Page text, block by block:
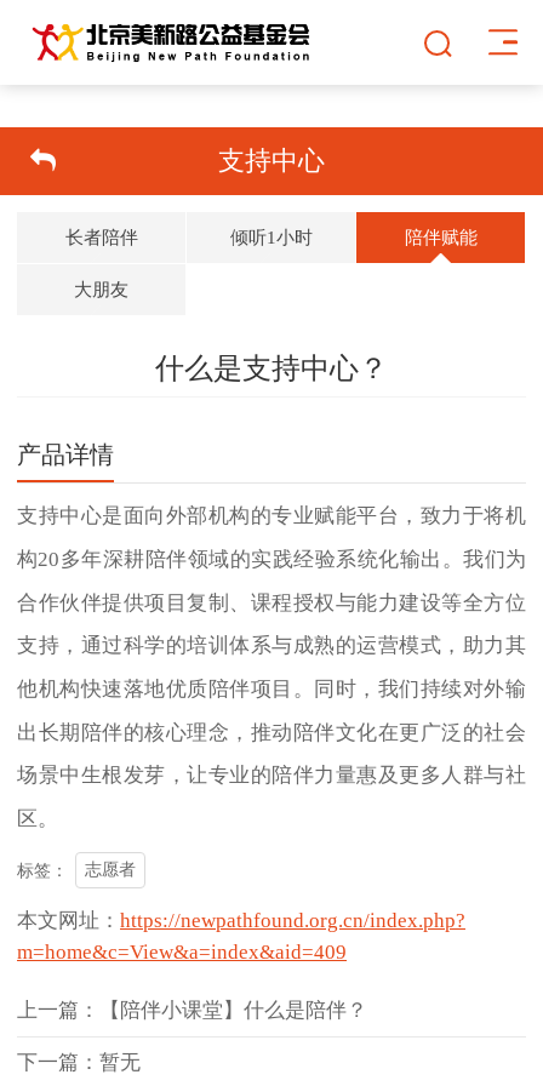
支持中心
长者陪伴 倾听1小时 陪伴赋能
大朋友
什么是支持中心？
产品详情
支持中心是面向外部机构的专业赋能平台，致力于将机
构20多年深耕陪伴领域的实践经验系统化输出。我们为
合作伙伴提供项目复制、课程授权与能力建设等全方位
支持，通过科学的培训体系与成熟的运营模式，助力其
他机构快速落地优质陪伴项目。同时，我们持续对外输
出长期陪伴的核心理念，推动陪伴文化在更广泛的社会
场景中生根发芽，让专业的陪伴力量惠及更多人群与社
区。
标签： 志愿者
本文网址： https://newpathfound.org.cn/index.php?
m=home&c=View&a=index&aid=409
上一篇：【陪伴小课堂】什么是陪伴？
下一篇：暂无